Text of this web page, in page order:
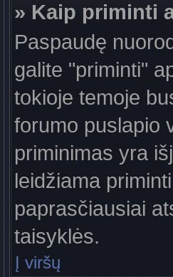
» Kaip priminti
Paspaudę
galite "priminti"
tokioje temoje
forumo puslapio
priminimas yra
leidžiama
paprasčiausiai
taisyklės.
Į viršų